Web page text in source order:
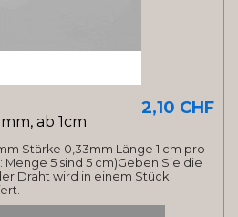
ab 1cm
2,10 CHF
Stärke 0,33mm Länge 1 cm pro
5 sind 5 cm)Geben Sie die
Draht wird in einem Stück